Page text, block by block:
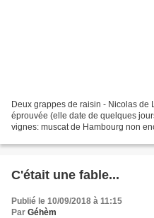
Deux grappes de raisin - Nicolas de
éprouvée (elle date de quelques
vignes: muscat de Hambourg non
C'était une fable...
Publié le 10/09/2018 à 11:15
Par Géhèm